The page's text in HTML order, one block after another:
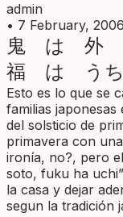
admin
• 7 February, 2006
鬼 は 外
福 は う
Esto es lo que se
familias
del solsticio de
primavera con
ironía, no?, pero
soto, fuku ha
la casa y dejar
segun la tradición